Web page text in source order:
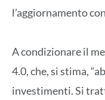
l’aggiornamento
A condizionare il
4.0, che, si stima,
investimenti. Si